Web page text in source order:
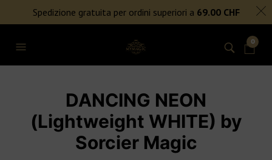
SPEDIZIONE GRATUITA PER ORDINI SUPERIORI A 69€
NIENTE DAZI DOGANALI
0
DANCING NEON
(Lightweight WHITE) by
Sorcier Magic
Spedizione gratuita per ordini superiori a 69.00 CHF